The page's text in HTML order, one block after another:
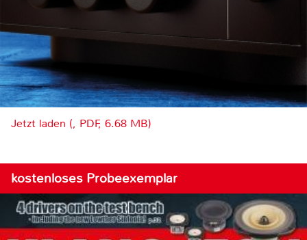
Jetzt laden (, PDF, 6.68 MB)
kostenloses Probeexemplar